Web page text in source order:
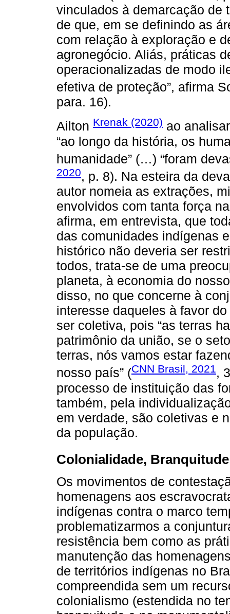
vinculados à demarcação de
de que, em se definindo as
com relação à exploração e
agronegócio. Aliás, práticas
operacionalizadas de modo
efetiva de proteção”, afirma
para. 16).
Ailton Krenak (2020) ao
“ao longo da história, os
humanidade” (…) “foram
2020, p. 8). Na esteira da
autor nomeia as extrações,
envolvidos com tanta força
afirma, em entrevista, que
das comunidades indígenas
histórico não deveria ser
todos, trata-se de uma
planeta, à economia do
disso, no que concerne à
interesse daqueles à favor
ser coletiva, pois “as terras
patrimônio da união, se o
terras, nós vamos estar
nosso país” (CNN Brasil, 2021,
processo de instituição das
também, pela
em verdade, são coletivas e
da população.
Colonialidade,
Os movimentos de
homenagens aos
indígenas contra o marco
problematizarmos a
resistência bem como as
manutenção das
de territórios indígenas no
compreendida sem um
colonialismo (estendida no